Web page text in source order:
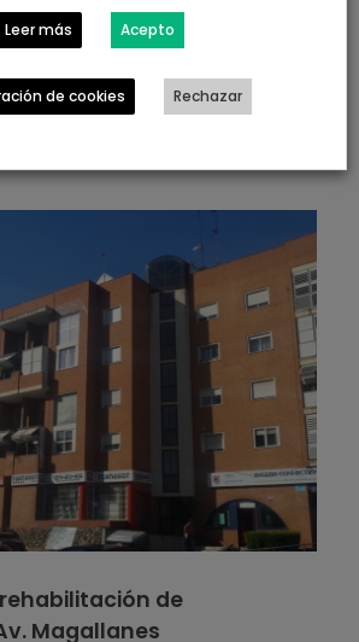
de
Magallanes
Leer más Acepto
de cookies Rechazar